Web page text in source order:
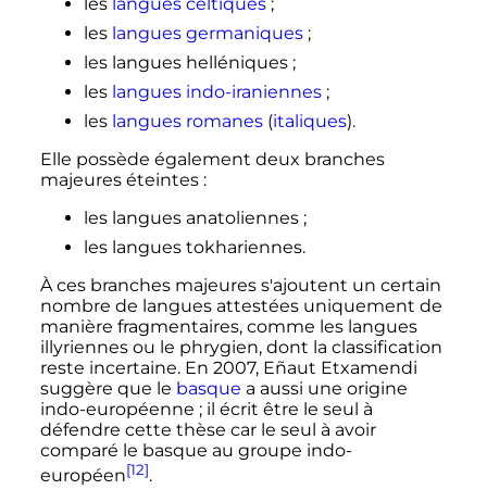
les langues germaniques ;
les langues helléniques ;
les langues indo-iraniennes ;
les langues romanes(italiques).
Elle possède également deux branches
majeures éteintes :
les langues anatoliennes ;
les langues tokhariennes.
À ces branches majeures s'ajoutent un certain
nombre de langues attestées uniquement de
manière fragmentaires, comme les langues
illyriennes ou le phrygien, dont la classification
reste incertaine. En 2007, Eñaut Etxamendi
suggère que le basque a aussi une origine
indo-européenne ; il écrit être le seul à
défendre cette thèse car le seul à avoir
comparé le basque au groupe indo-
européen[12].